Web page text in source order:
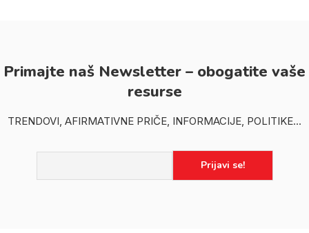
Primajte naš Newsletter – obogatite vaše
resurse
TRENDOVI, AFIRMATIVNE PRIČE, INFORMACIJE, POLITIKE...